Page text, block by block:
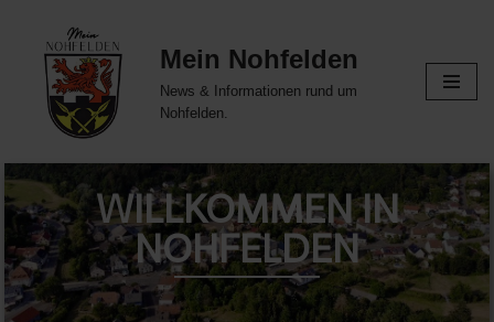
Zum
Inhalt
springen
Mein Nohfelden
News & Informationen rund um
Nohfelden.
WILLKOMMEN IN
NOHFELDEN